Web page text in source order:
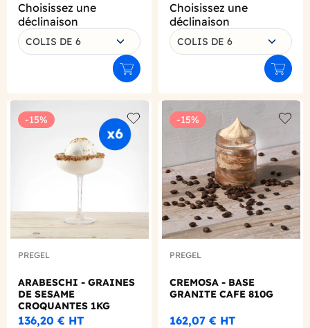
Choisissez une
déclinaison
COLIS DE 6
Ajouter au panier
Choisissez une
déclinaison
COLIS DE 6
-15%
Add to wishlist
PREGEL
ARABESCHI - GRAINES
DE SESAME
CROQUANTES 1KG
136,20 € HT
-15%
PREGEL
CREMOSA - BASE
GRANITE CAFE 810G
162,07 € HT